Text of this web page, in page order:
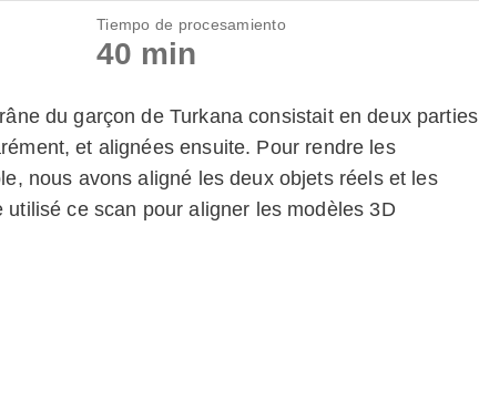
Tiempo de procesamiento
40 min
du garçon de Turkana consistait en deux parties
et alignées ensuite. Pour rendre les
nous avons aligné les deux objets réels et les
ce scan pour aligner les modèles 3D